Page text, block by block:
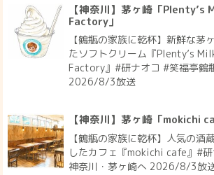
【神奈川】茅ヶ崎「Plenty’s
Factory」
【鶴瓶の家族に乾杯】新鮮な茅
たソフトクリーム『Plenty’s
Factory』#研ナオコ #笑福亭鶴
2026/8/3放送
【神奈川】茅ヶ崎「mokichi
【鶴瓶の家族に乾杯】人気の酒
したカフェ『mokichi cafe』#
神奈川・茅ヶ崎へ 2026/8/3放